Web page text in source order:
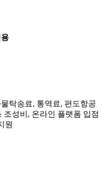
탁송료, 통역료, 편도항공
조성비, 온라인 플랫폼 입점
원